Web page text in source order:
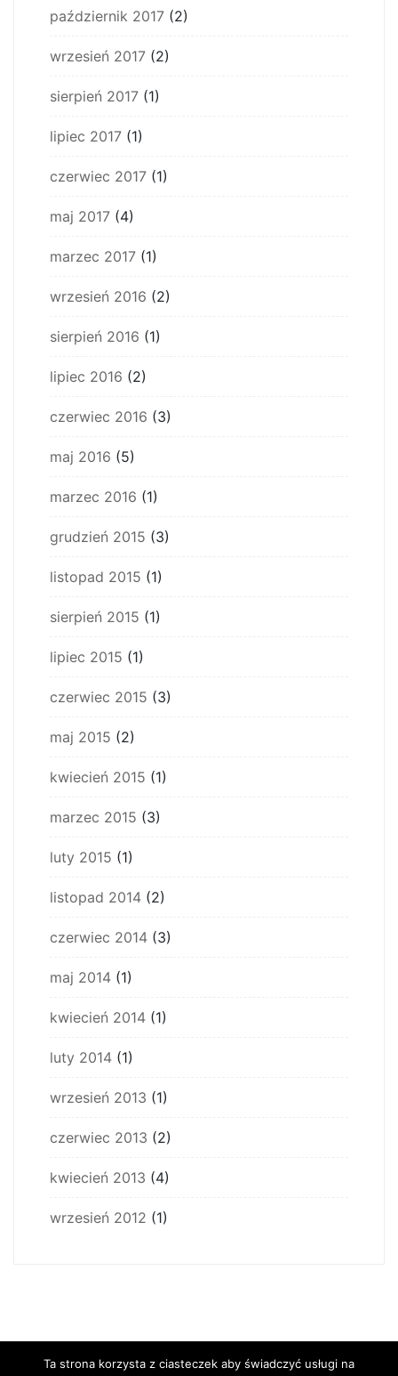
październik 2017 (2)
wrzesień 2017 (2)
sierpień 2017 (1)
lipiec 2017 (1)
czerwiec 2017 (1)
maj 2017 (4)
marzec 2017 (1)
wrzesień 2016 (2)
sierpień 2016 (1)
lipiec 2016 (2)
czerwiec 2016 (3)
maj 2016 (5)
marzec 2016 (1)
grudzień 2015 (3)
listopad 2015 (1)
sierpień 2015 (1)
lipiec 2015 (1)
czerwiec 2015 (3)
maj 2015 (2)
kwiecień 2015 (1)
marzec 2015 (3)
luty 2015 (1)
listopad 2014 (2)
czerwiec 2014 (3)
maj 2014 (1)
kwiecień 2014 (1)
luty 2014 (1)
wrzesień 2013 (1)
czerwiec 2013 (2)
kwiecień 2013 (4)
wrzesień 2012 (1)
Ta strona korzysta z ciasteczek aby świadczyć usługi na